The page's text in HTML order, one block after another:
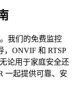
我们的免费监控
，ONVIF 和 RTSP
论用于家庭安全还
一起提供可靠、安